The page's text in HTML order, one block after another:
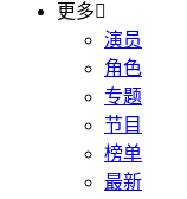
更多
演员
角色
专题
节目
榜单
最新